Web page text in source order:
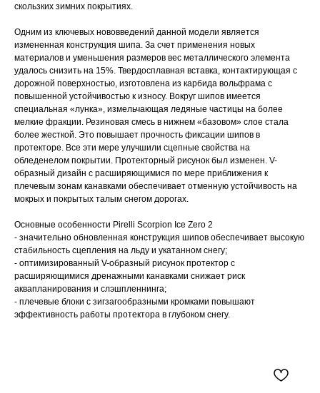
скользких зимних покрытиях.
Одним из ключевых нововведений данной модели является
измененная конструкция шипа. За счет применения новых
материалов и уменьшения размеров вес металлического элемента
удалось снизить на 15%. Твердосплавная вставка, контактирующая с
дорожной поверхностью, изготовлена из карбида вольфрама с
повышенной устойчивостью к износу. Вокруг шипов имеется
специальная «лунка», измельчающая ледяные частицы на более
мелкие фракции. Резиновая смесь в нижнем «базовом» слое стала
более жесткой. Это повышает прочность фиксации шипов в
протекторе. Все эти мере улучшили сцепные свойства на
обледенелом покрытии. Протекторный рисунок был изменен. V-
образный дизайн с расширяющимися по мере приближения к
плечевым зонам канавками обеспечивает отменную устойчивость на
мокрых и покрытых талым снегом дорогах.
Основные особенности Pirelli Scorpion Ice Zero 2
- значительно обновленная конструкция шипов обеспечивает высокую
стабильность сцепления на льду и укатанном снегу;
- оптимизированный V-образный рисунок протектор с
расширяющимися дренажными канавками снижает риск
аквапланирования и слэшпленнинга;
- плечевые блоки с зигзагообразными кромками повышают
эффективность работы протектора в глубоком снегу.